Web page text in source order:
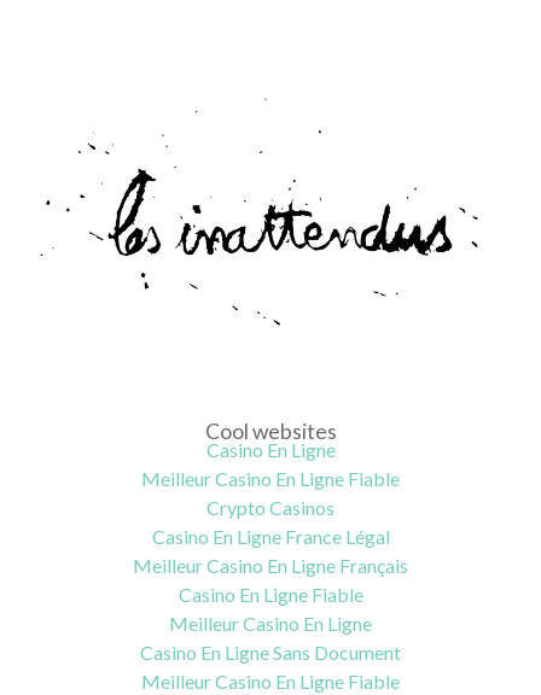
Cool websites
Casino En Ligne
Meilleur Casino En Ligne Fiable
Crypto Casinos
Casino En Ligne France Légal
Meilleur Casino En Ligne Français
Casino En Ligne Fiable
Meilleur Casino En Ligne
Casino En Ligne Sans Document
Meilleur Casino En Ligne Fiable